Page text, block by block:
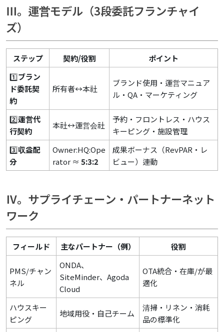
Ⅲ。運営モデル（3段委託フランチャイ
ズ）
ステップ 契約/役割
ポイント
1️⃣ブラン
ド委託契
約
所有者↔本社
ブランド使用・運営マニュア
ル・QA・マーケティング
2️⃣運営代
行契約
本社↔運営会社
予約・フロントレス・ハウス
キーピング・施設管理
3️⃣収益配
分
Owner:HQ:Ope
rator ≈5:3:2
成果ボーナス（RevPAR・レ
ビュー）連動
Ⅳ。サプライチェーン・パートナーネット
ワーク
フィールド 主なパートナー（例） 役割
PMS/チャン
ネル
ONDA、
SiteMinder、Agoda
Cloud
OTA統合・在庫/が最
適化
ハウスキー
ピング
地域用役・自己チーム
清掃・リネン・消耗
品の標準化